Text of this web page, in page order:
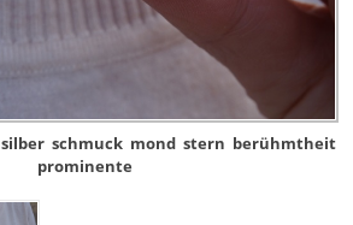
silber schmuck mond stern berühmtheit
prominente